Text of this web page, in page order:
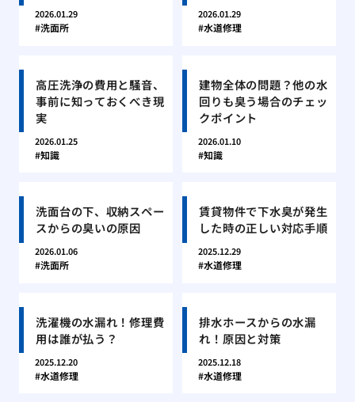
2026.01.29
洗面所
2026.01.29
水道修理
高圧洗浄の費用と騒音、
事前に知っておくべき現
実
2026.01.25
知識
建物全体の問題？他の水
回りも臭う場合のチェッ
クポイント
2026.01.10
知識
洗面台の下、収納スペー
スからの臭いの原因
2026.01.06
洗面所
賃貸物件で下水臭が発生
した時の正しい対応手順
2025.12.29
水道修理
洗濯機の水漏れ！修理費
用は誰が払う？
2025.12.20
水道修理
排水ホースからの水漏
れ！原因と対策
2025.12.18
水道修理